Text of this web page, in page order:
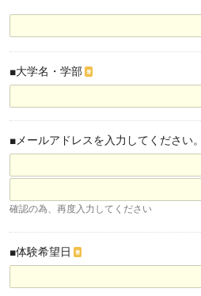
■大学名・学部 ※
■メールアドレスを入力してください。
確認の為、再度入力してください
■体験希望日 ※